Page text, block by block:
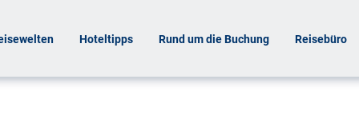
Hoteltipps Rund um die Buchung Reisebüro